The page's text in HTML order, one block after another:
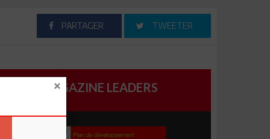
PARTAGER TWEETER
MAGAZINE LEADERS